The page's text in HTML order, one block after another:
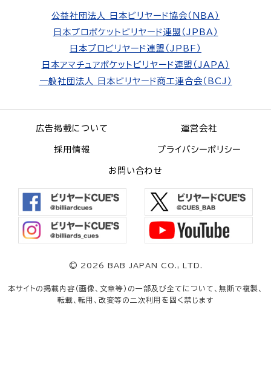
公益社団法人 日本ビリヤード協会（NBA）
日本プロポケットビリヤード連盟（JPBA）
日本プロビリヤード連盟（JPBF）
日本アマチュアポケットビリヤード連盟（JAPA）
一般社団法人 日本ビリヤード商工連合会（BCJ）
広告掲載について 運営会社
採用情報 プライバシーポリシー
お問い合わせ
© 2026 BAB JAPAN CO., LTD.
本サイトの掲載内容（画像、文章等）の一部及び全てについて、無断で複製、
転載、転用、改変等の二次利用を固く禁じます